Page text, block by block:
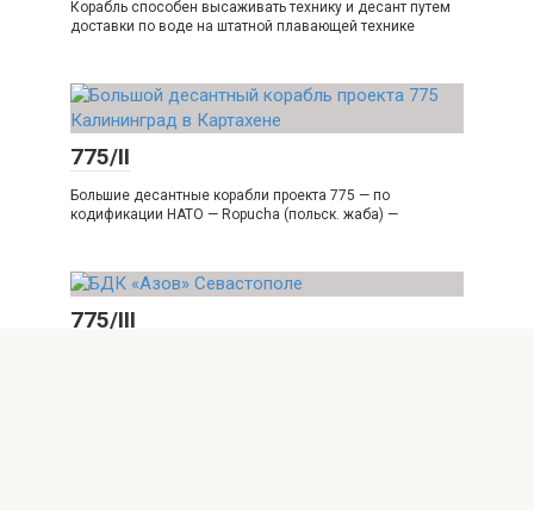
Корабль способен высаживать технику и десант путем
доставки по воде на штатной плавающей технике
775/II
Большие десантные корабли проекта 775 — по
кодификации НАТО — Ropucha (польск. жаба) —
775/III